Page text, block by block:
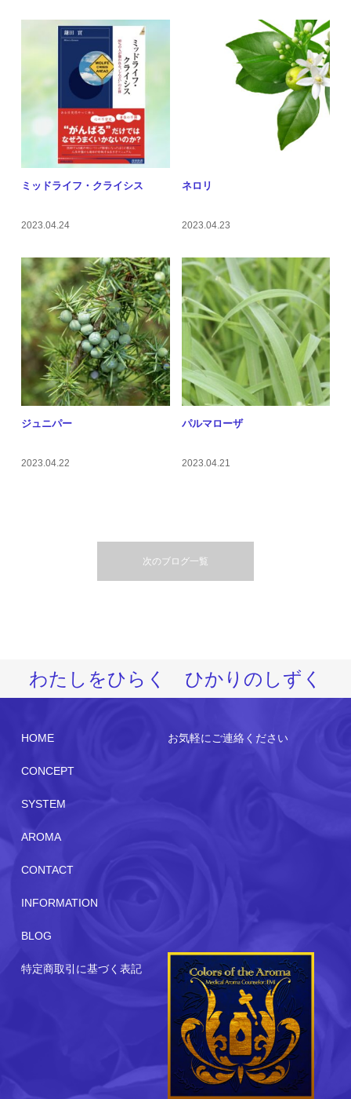
ミッドライフ・クライシス
2023.04.24
ネロリ
2023.04.23
ジュニパー
2023.04.22
パルマローザ
2023.04.21
次のブログ一覧
わたしをひらく ひかりのしずく
HOME
CONCEPT
SYSTEM
AROMA
CONTACT
INFORMATION
BLOG
お気軽にご連絡ください
特定商取引に基づく表記